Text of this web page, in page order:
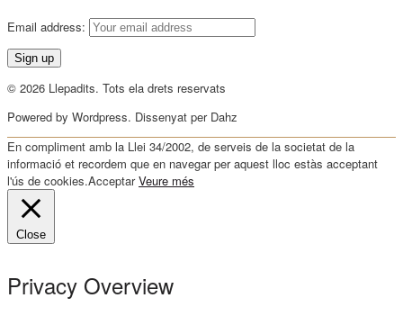
Email address:
© 2026 Llepadits. Tots ela drets reservats
Powered by Wordpress. Dissenyat per Dahz
En compliment amb la Llei 34/2002, de serveis de la societat de la
informació et recordem que en navegar per aquest lloc estàs acceptant
l'ús de cookies.Acceptar Veure més
Close
Privacy Overview